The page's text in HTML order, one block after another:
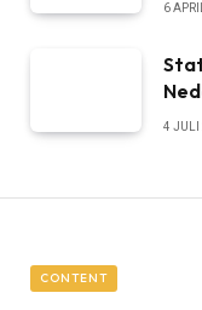
6
4 JULI
CONTENT